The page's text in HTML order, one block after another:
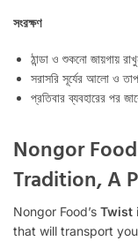
সংরক্ষণ
ঠান্ডা ও শুকনো জায়গায়
সরাসরি সূর্যের আলো ও
প্রতিবার ব্যবহারের পর
Nongor
Tradition, A
Nongor Food’s Twist
that will transport